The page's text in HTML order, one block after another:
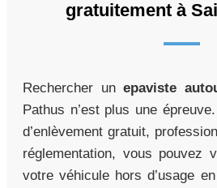
gratuitement à
Rechercher unepaviste
Pathus n’est plus une
d’enlèvement gratuit,
réglementation, vous pouvez
votre véhicule hors d’usage